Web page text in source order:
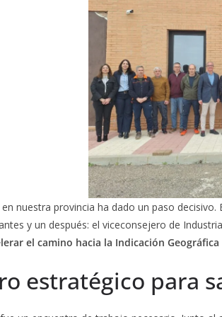
nuestra provincia ha dado un paso
y un después: el viceconsejero de
el camino hacia la Indicación Geográfica
estratégico para